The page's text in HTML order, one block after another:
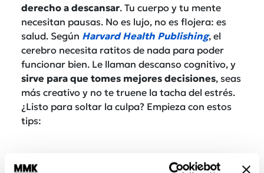
derecho a descansar. Tu cuerpo y tu mente
necesitan pausas. No es lujo, no es flojera: es
salud. Según Harvard Health Publishing, el
cerebro necesita ratitos de nada para poder
funcionar bien. Le llaman descanso cognitivo, y
sirve para que tomes mejores decisiones, seas
más creativo y no te truene la tacha del estrés.
¿Listo para soltar la culpa? Empieza con estos
tips: